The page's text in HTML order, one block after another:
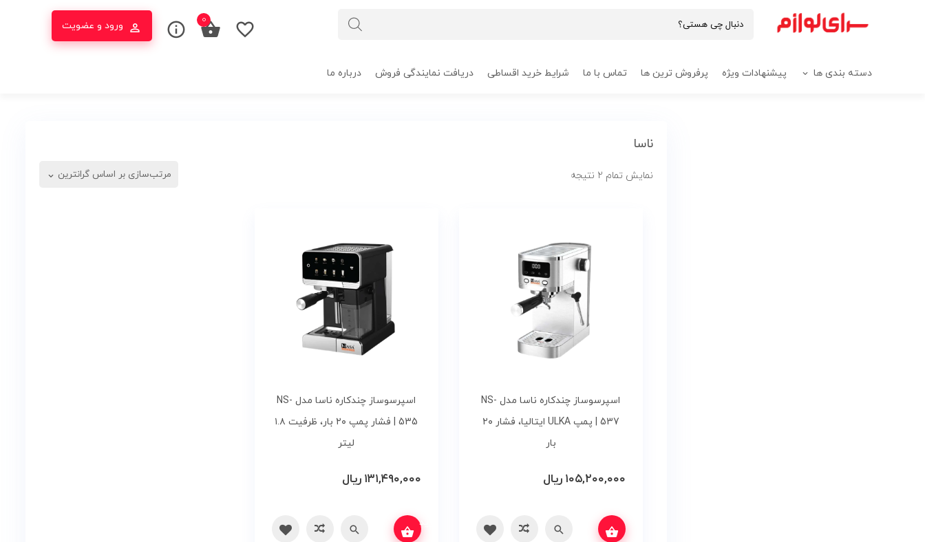
ورود و عضویت 0
دسته بندی ها پیشنهادات ویژه پرفروش ترین ها تماس با ما شرایط خرید اقساطی دریافت نمایندگی فروش درباره ما
ناسا
نمایش تمام ۲ نتیجه
اسپرسوساز چندکاره ناسا مدل NS-
537 | پمپ ULKA ایتالیا، فشار ۲۰
بار
۱۰۵,۲۰۰,۰۰۰ ریال
مقایسه سریع
اسپرسوساز چندکاره ناسا مدل NS-
535 | فشار پمپ ۲۰ بار، ظرفیت ۱.۸
لیتر
۱۳۱,۴۹۰,۰۰۰ ریال
مقایسه سریع برای قیمت تماس بگیرید